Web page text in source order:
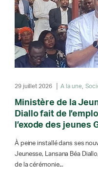
29 juillet 2026 A la une
Ministère de la
Diallo fait de
l’exode des jeunes
À peine installé dans ses
Jeunesse, Lansana Béa
de la cérémonie...